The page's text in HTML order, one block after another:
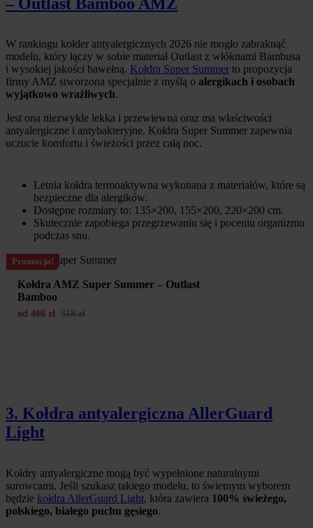
W rankingu kołder antyalergicznych 2026 nie mogło zabraknąć
modelu, który łączy w sobie materiał Outlast z włóknami Bambusa
i wysokiej jakości bawełną. Kołdra Super Summer to propozycja
firmy AMZ stworzona specjalnie z myślą o alergikach i osobach
wyjątkowo wrażliwych.
Jest ona niezwykle lekka i przewiewna oraz ma właściwości
antyalergiczne i antybakteryjne. Kołdra Super Summer zapewnia
uczucie komfortu i świeżości przez całą noc.
Letnia kołdra termoaktywna wykonana z materiałów, które są
bezpieczne dla alergików.
Dostępne rozmiary to: 135×200, 155×200, 220×200 cm.
Skutecznie zapobiega przegrzewaniu się i poceniu organizmu
podczas snu.
Promocja!
Kołdra AMZ Super Summer – Outlast
Bamboo
od 466 zł 518zł
3. Kołdra antyalergiczna AllerGuard
Light
Kołdry antyalergiczne mogą być wypełnione naturalnymi
surowcami. Jeśli szukasz takiego modelu, to świetnym wyborem
będzie kołdra AllerGuard Light, która zawiera 100% świeżego,
polskiego, białego puchu gęsiego.